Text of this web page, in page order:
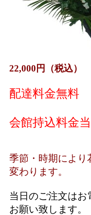
22,000円（税込）
配達料金無料
会館持込料金
季節・時期により
変わります。
当日のご注文はお
お願い致します。